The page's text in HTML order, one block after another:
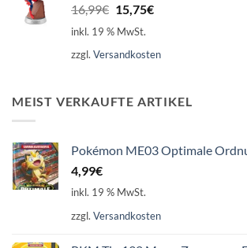
16,99€ Ursprünglicher
Preis
16,99€
15,75€Aktueller
15,75€.
inkl. 19 % MwSt.
zzgl. Versandkosten
MEIST VERKAUFTE ARTIKEL
Pokémon ME03 Optimale
4,99€
inkl. 19 % MwSt.
zzgl. Versandkosten